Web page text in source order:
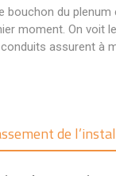
bouchon du
moment. On voit
assurent à
de